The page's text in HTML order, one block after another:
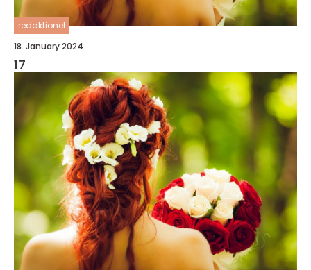
redaktionel
18. January 2024
17